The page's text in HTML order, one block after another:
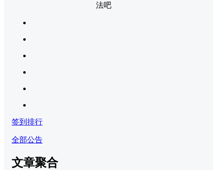
法吧
签到排行
全部公告
文章聚合